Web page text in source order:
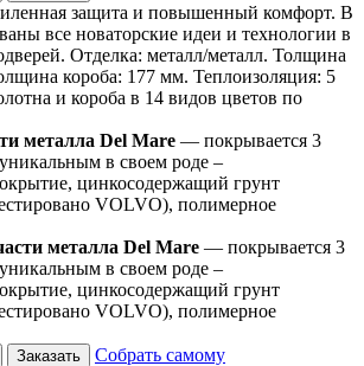
защита и повышенный комфорт. В
все новаторские идеи и технологии в
Отделка: металл/металл. Толщина
короба: 177 мм. Теплоизоляция: 5
и короба в 14 видов цветов по
металла Del Mare — покрывается 3
в своем роде –
цинкосодержащий грунт
VOLVO), полимерное
металла Del Mare — покрывается 3
в своем роде –
цинкосодержащий грунт
VOLVO), полимерное
Заказать
Собрать самому